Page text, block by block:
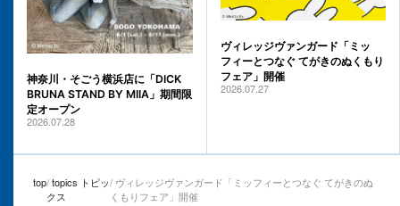
神奈川・そごう横浜店に「DICK
BRUNA STAND BY MIIA」期間限
定オープン
2026.07.28
ヴィレッジヴァンガード「ミッ
フィーとつなぐ てがきのぬくもり
フェア」開催
2026.07.27
top topics トピッ
クス
ヴィレッジヴァンガード「ミッフィーとつなぐ てがきのぬ
くもりフェア」開催